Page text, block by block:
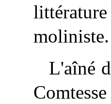
littérature
L'aîné